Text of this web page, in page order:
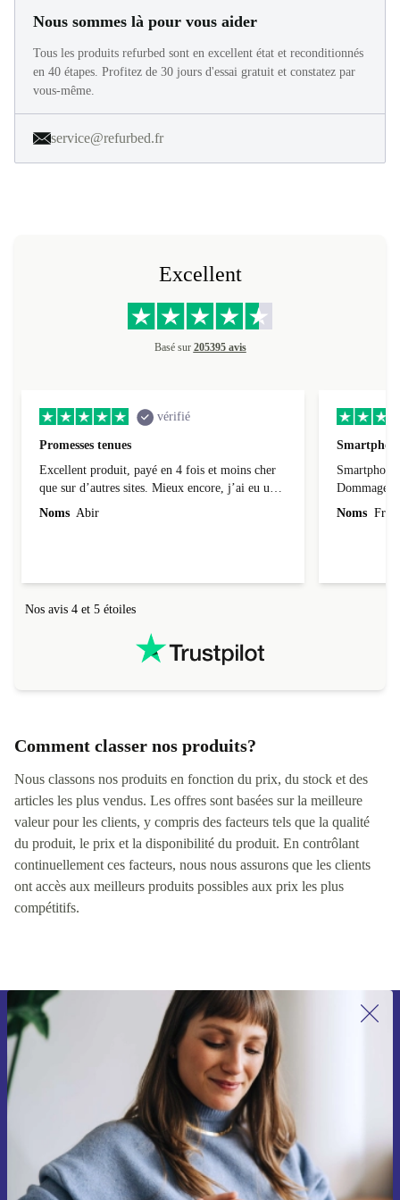
Nous sommes là pour vous aider
Tous les produits refurbed sont en excellent état et reconditionnés
en 40 étapes. Profitez de 30 jours d'essai gratuit et constatez par
vous-même.
service@refurbed.fr
Excellent
Basé sur 205395 avis
vérifié
Promesses tenues
Excellent produit, payé en 4 fois et moins cher
que sur d’autres sites. Mieux encore, j’ai eu une
version plus récente que celle que j’avais
Noms Abir
Dommage
d’origine et
Noms
Nos avis 4 et 5 étoiles
Comment classer nos produits?
Nous classons nos produits en fonction du prix, du stock et des
articles les plus vendus. Les offres sont basées sur la meilleure
valeur pour les clients, y compris des facteurs tels que la qualité
du produit, le prix et la disponibilité du produit. En contrôlant
continuellement ces facteurs, nous nous assurons que les clients
ont accès aux meilleurs produits possibles aux prix les plus
compétitifs.
Recevoir offres et infos de refurbed
par mail
Ne manquez plus aucune offre.
S'inscrire